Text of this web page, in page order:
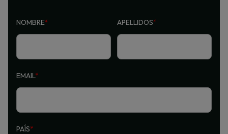
NOMBRE* APELLIDOS*
EMAIL*
PAÍS*